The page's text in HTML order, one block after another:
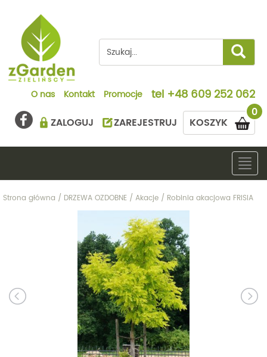
O nas Kontakt Promocje tel +48 609 252 062
0
KOSZYK
ZALOGUJ ZAREJESTRUJ
Strona główna / DRZEWA OZDOBNE / Akacje / Robinia akacjowa FRISIA